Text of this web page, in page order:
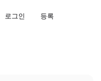
로그인 등록